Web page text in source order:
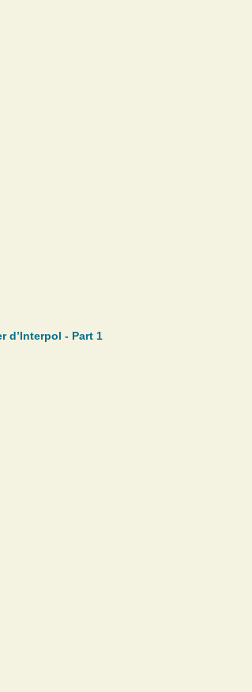
d’Interpol - Part 1